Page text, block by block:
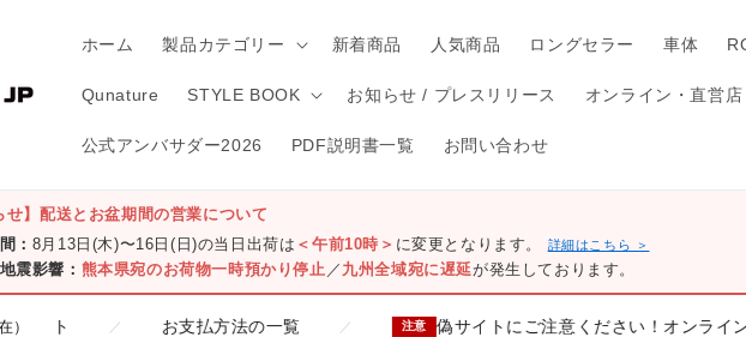
ホーム 製品カテゴリー 新着商品 人気商品 ロングセラー 車体
Qunature STYLE BOOK お知らせ / プレスリリース オンライン・直営店
公式アンバサダー2026 PDF説明書一覧 お問い合わせ
せ】配送とお盆期間の営業について
： 8月13日(木)〜16日(日)の当日出荷は ＜午前10時＞ に変更となります。 詳細はこちら ＞
震影響： 熊本県宛のお荷物一時預かり停止 ／ 九州全域宛に遅延が発生しております。
） お支払方法の一覧 ／ 注意 偽サイトにご注意ください！オンライン・直営店一覧